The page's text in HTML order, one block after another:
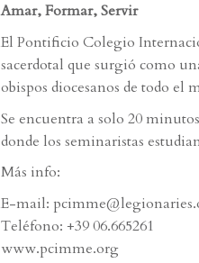
Amar, Formar, Servir
El Pontificio Colegio
sacerdotal que surgió como
obispos diocesanos de todo
Se encuentra a solo 20
donde los seminaristas
Más info:
E-mail:
Teléfono: +39 06.665261
www.pcimme.org